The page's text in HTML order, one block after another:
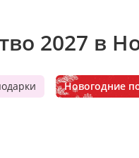
2027 в
Новогодние